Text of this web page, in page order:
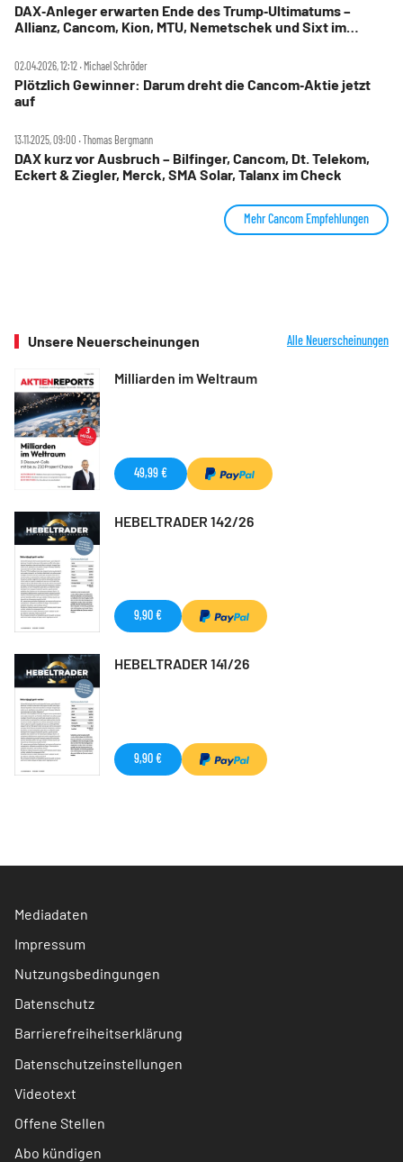
DAX‑Anleger erwarten Ende des Trump‑Ultimatums –
Allianz, Cancom, Kion, MTU, Nemetschek und Sixt im
02.04.2026, 12:12 ‧ Michael Schröder
Plötzlich Gewinner: Darum dreht die Cancom‑Aktie jetzt
auf
13.11.2025, 09:00 ‧ Thomas Bergmann
DAX kurz vor Ausbruch – Bilfinger, Cancom, Dt. Telekom,
Eckert & Ziegler, Merck, SMA Solar, Talanx im Check
Mehr Cancom Empfehlungen
Unsere Neuerscheinungen Alle Neuerscheinungen
Milliarden im Weltraum
49,99 €
HEBELTRADER 142/26
9,90 €
HEBELTRADER 141/26
9,90 €
Mediadaten
Impressum
Nutzungsbedingungen
Datenschutz
Barrierefreiheitserklärung
Datenschutzeinstellungen
Videotext
Offene Stellen
Abo kündigen